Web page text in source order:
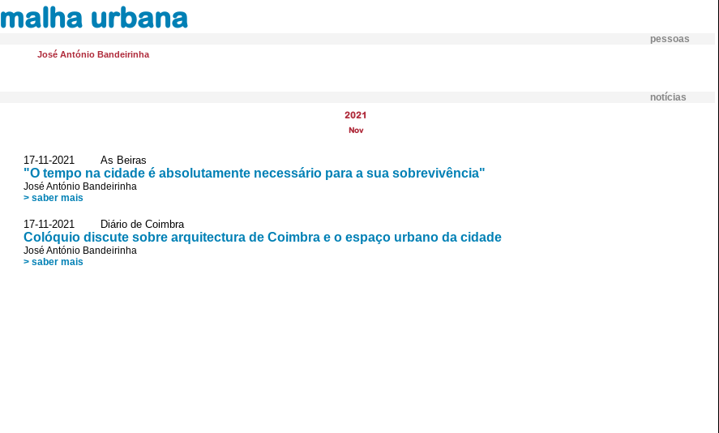
malha urbana
pessoas
José António Bandeirinha
notícias
2021
Nov
17-11-2021 As Beiras
"O tempo na cidade é absolutamente necessário para a sua sobrevivência"
José António Bandeirinha
> saber mais
17-11-2021 Diário de Coimbra
Colóquio discute sobre arquitectura de Coimbra e o espaço urbano da cidade
José António Bandeirinha
> saber mais